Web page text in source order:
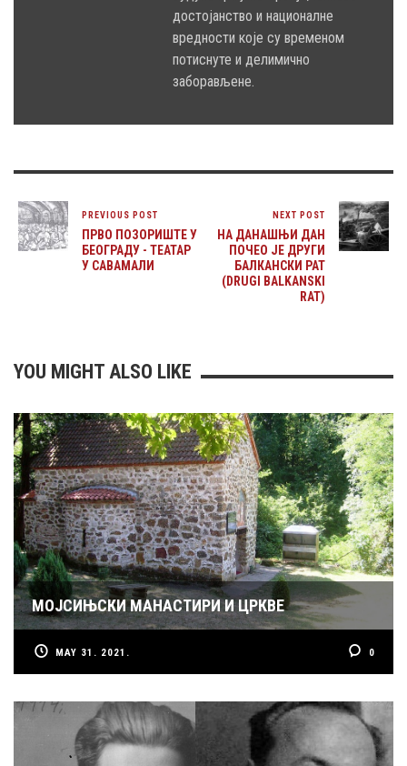
достојанство и националне
вредности које су временом
потиснуте и делимично
заборављене.
PREVIOUS POST
ПРВО ПОЗОРИШТЕ У
БЕОГРАДУ - ТЕАТАР
У САВАМАЛИ
NEXT POST
НА ДАНАШЊИ ДАН
ПОЧЕО ЈЕ ДРУГИ
БАЛКАНСКИ РАТ
(DRUGI BALKANSKI
RAT)
YOU MIGHT ALSO LIKE
МОЈСИЊСКИ МАНАСТИРИ И ЦРКВЕ
MAY 31. 2021. 0